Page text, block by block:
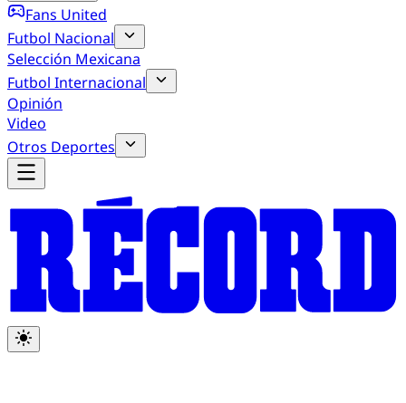
Fans United
Futbol Nacional
Selección Mexicana
Futbol Internacional
Opinión
Video
Otros Deportes